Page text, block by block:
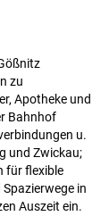
zu
Apotheke und
Bahnhof
u.
und Zwickau;
für flexible
in
Auszeit ein.